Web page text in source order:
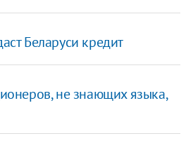
Беларуси кредит
не знающих языка,